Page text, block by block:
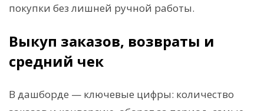
покупки без лишней ручной работы.
Выкуп заказов, возвраты и
средний чек
В дашборде — ключевые цифры: количество